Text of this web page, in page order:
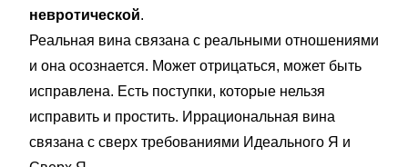
невротической.
Реальная вина связана с реальными отношениями
и она осознается. Может отрицаться, может быть
исправлена. Есть поступки, которые нельзя
исправить и простить. Иррациональная вина
связана с сверх требованиями Идеального Я и